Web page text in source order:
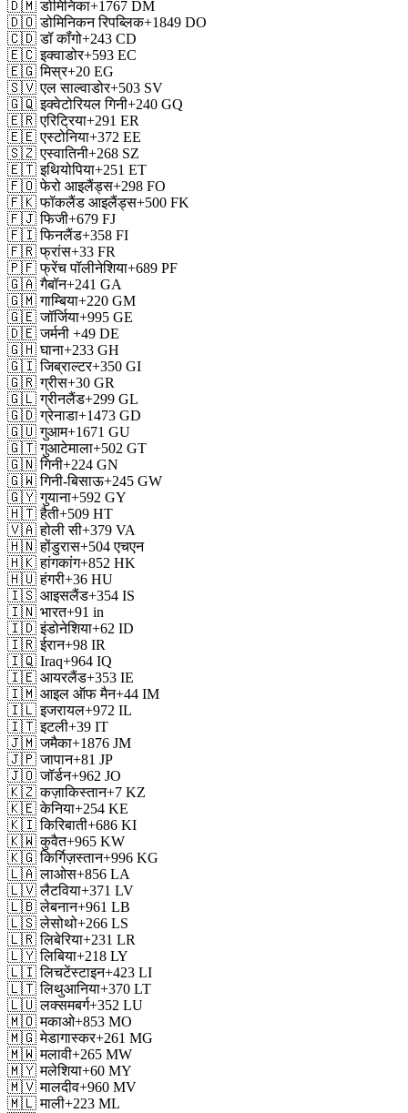
🇩🇲 डोमिनिका+1767 DM
🇩🇴 डोमिनिकन रिपब्लिक+1849 DO
🇨🇩 डॉ कॉंगो+243 CD
🇪🇨 इक्वाडोर+593 EC
🇪🇬 मिस्र+20 EG
🇸🇻 एल साल्वाडोर+503 SV
🇬🇶 इक्वेटोरियल गिनी+240 GQ
🇪🇷 एरिट्रिया+291 ER
🇪🇪 एस्टोनिया+372 EE
🇸🇿 एस्वातिनी+268 SZ
🇪🇹 इथियोपिया+251 ET
🇫🇴 फेरो आइलैंड्स+298 FO
🇫🇰 फॉकलैंड आइलैंड्स+500 FK
🇫🇯 फिजी+679 FJ
🇫🇮 फिनलैंड+358 FI
🇫🇷 फ्रांस+33 FR
🇵🇫 फ्रेंच पॉलीनेशिया+689 PF
🇬🇦 गैबॉन+241 GA
🇬🇲 गाम्बिया+220 GM
🇬🇪 जॉर्जिया+995 GE
🇩🇪 जर्मनी +49 DE
🇬🇭 घाना+233 GH
🇬🇮 जिब्राल्टर+350 GI
🇬🇷 ग्रीस+30 GR
🇬🇱 ग्रीनलैंड+299 GL
🇬🇩 ग्रेनाडा+1473 GD
🇬🇺 गुआम+1671 GU
🇬🇹 गुआटेमाला+502 GT
🇬🇳 गिनी+224 GN
🇬🇼 गिनी-बिसाऊ+245 GW
🇬🇾 गुयाना+592 GY
🇭🇹 हैती+509 HT
🇻🇦 होली सी+379 VA
🇭🇳 होंडुरास+504 एचएन
🇭🇰 हांगकांग+852 HK
🇭🇺 हंगरी+36 HU
🇮🇸 आइसलैंड+354 IS
🇮🇳 भारत+91 in
🇮🇩 इंडोनेशिया+62 ID
🇮🇷 ईरान+98 IR
🇮🇶 Iraq+964 IQ
🇮🇪 आयरलैंड+353 IE
🇮🇲 आइल ऑफ मैन+44 IM
🇮🇱 इजरायल+972 IL
🇮🇹 इटली+39 IT
🇯🇲 जमैका+1876 JM
🇯🇵 जापान+81 JP
🇯🇴 जॉर्डन+962 JO
🇰🇿 कज़ाकिस्तान+7 KZ
🇰🇪 केनिया+254 KE
🇰🇮 किरिबाती+686 KI
🇰🇼 कुवैत+965 KW
🇰🇬 किर्गिज़स्तान+996 KG
🇱🇦 लाओस+856 LA
🇱🇻 लैटविया+371 LV
🇱🇧 लेबनान+961 LB
🇱🇸 लेसोथो+266 LS
🇱🇷 लिबेरिया+231 LR
🇱🇾 लिबिया+218 LY
🇱🇮 लिचटेंस्टाइन+423 LI
🇱🇹 लिथुआनिया+370 LT
🇱🇺 लक्समबर्ग+352 LU
🇲🇴 मकाओ+853 MO
🇲🇬 मेडागास्कर+261 MG
🇲🇼 मलावी+265 MW
🇲🇾 मलेशिया+60 MY
🇲🇻 मालदीव+960 MV
🇲🇱 माली+223 ML